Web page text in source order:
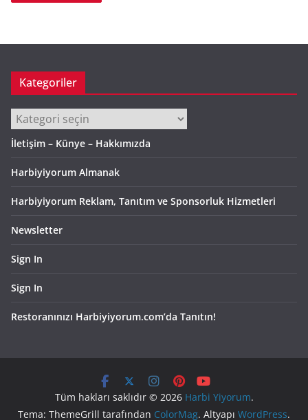
Kategoriler
Kategoriler
İletişim – Künye – Hakkımızda
Harbiyiyorum Almanak
Harbiyiyorum Reklam, Tanıtım ve Sponsorluk Hizmetleri
Newsletter
Sign In
Sign In
Restoranınızı Harbiyiyorum.com’da Tanıtın!
Tüm hakları saklıdır © 2026 Harbi Yiyorum.
Tema: ThemeGrill tarafından ColorMag. Altyapı WordPress.